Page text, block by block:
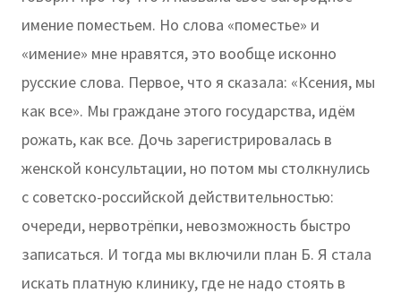
имение поместьем. Но слова «поместье» и
«имение» мне нравятся, это вообще исконно
русские слова. Первое, что я сказала: «Ксения, мы
как все». Мы граждане этого государства, идём
рожать, как все. Дочь зарегистрировалась в
женской консультации, но потом мы столкнулись
с советско-российской действительностью:
очереди, нервотрёпки, невозможность быстро
записаться. И тогда мы включили план Б. Я стала
искать платную клинику, где не надо стоять в